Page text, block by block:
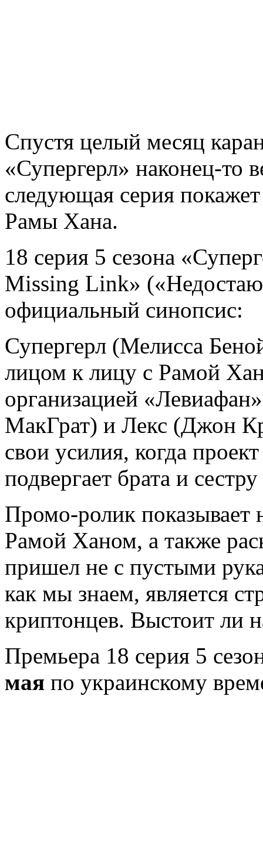
Спустя целый месяц
«Супергерл» наконец-то
следующая серия
Рамы Хана.
18 серия 5 сезона
Missing Link»
официальный синопсис:
Супергерл (Мелисса
лицом к лицу с Рамой
организацией
МакГрат) и Лекс (Джон
свои усилия, когда
подвергает брата и
Промо-ролик показывает
Рамой Ханом, а также
пришел не с пустыми
как мы знаем, является
криптонцев. Выстоит ли
Премьера 18 серия 5
мая по украинскому